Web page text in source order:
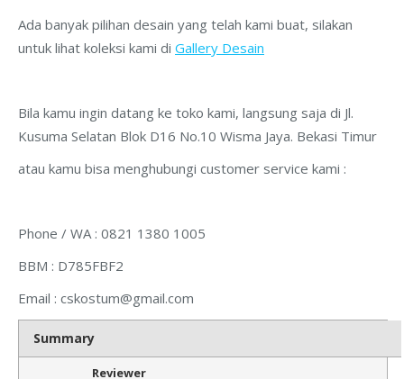
Ada banyak pilihan desain yang telah kami buat, silakan
untuk lihat koleksi kami di Gallery Desain
Bila kamu ingin datang ke toko kami, langsung saja di Jl.
Kusuma Selatan Blok D16 No.10 Wisma Jaya. Bekasi Timur
atau kamu bisa menghubungi customer service kami :
Phone / WA : 0821 1380 1005
BBM : D785FBF2
Email : cskostum@gmail.com
Summary
Reviewer